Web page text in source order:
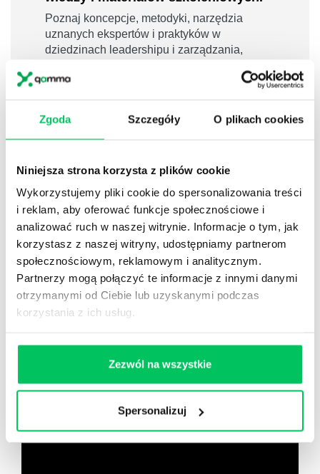
Zgoda Szczegóły O plikach cookies
Niniejsza strona korzysta z plików cookie
Wykorzystujemy pliki cookie do spersonalizowania treści
i reklam, aby oferować funkcje społecznościowe i
analizować ruch w naszej witrynie. Informacje o tym, jak
korzystasz z naszej witryny, udostępniamy partnerom
społecznościowym, reklamowym i analitycznym.
Partnerzy mogą połączyć te informacje z innymi danymi
otrzymanymi od Ciebie lub uzyskanymi podczas
korzystania z ich usług.
Zezwól na wszystkie
Spersonalizuj
Poznaj koncepcje, metodyki, narzędzia
uznanych ekspertów i praktyków w
dziedzinach leadershipu i zarządzania,
efektywności osobistej.
40 filmów edukacyjnych
Nowy użytkownik?
Zarejestruj się
Zobacz co znajdzieszw
wikiGamma+